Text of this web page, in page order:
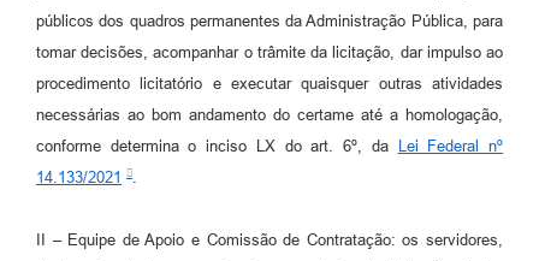
públicos dos quadros permanentes da Administração Pública, para
tomar decisões, acompanhar o trâmite da licitação, dar impulso ao
procedimento licitatório e executar quaisquer outras atividades
necessárias ao bom andamento do certame até a homologação,
conforme determina o inciso LX do art. 6º, da
Lei Federal nº
14.133/2021
.
II – Equipe de Apoio e Comissão de Contratação: os servidores,